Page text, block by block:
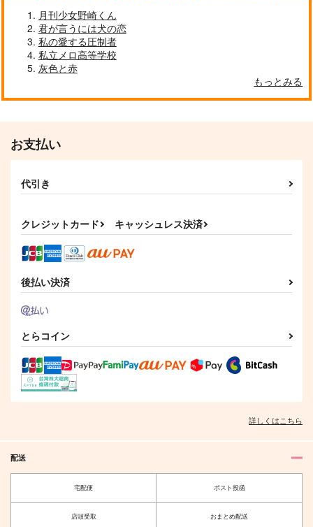
月刊少女野崎くん
君が言うには犬の恋
私の愛する圧制者
私立メロ高等学校
灰色と赤
もっとみる
お支払い
代引き
クレジットカード キャッシュレス決済
後払い決済
とらコイン
詳しくはこちら
配送
宅配便 ポスト投函
店頭受取 おまとめ配送